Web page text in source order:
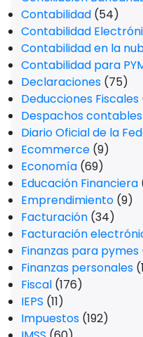
Contabilidad (54)
Contabilidad
Contabilidad en la
Contabilidad para
Declaraciones (75)
Deducciones Fiscales
Despachos contables
Diario Oficial de la
Ecommerce (9)
Economía (69)
Educación Financiera
Emprendimiento (9)
Facturación (34)
Facturación
Finanzas para pymes
Finanzas personales
Fiscal (176)
IEPS (11)
Impuestos (192)